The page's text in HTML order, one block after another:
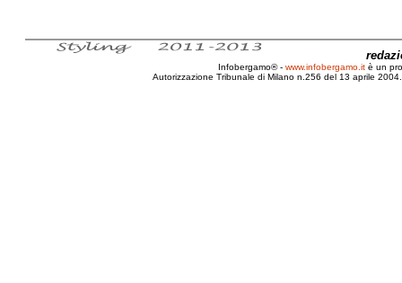
Infobergamo® - www.infobergamo.it è un
Autorizzazione Tribunale di Milano n.256 del 13 aprile